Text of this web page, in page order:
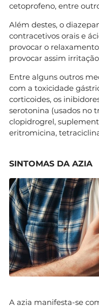
cetoprofeno, entre
Além destes, o
contracetivos orais e
provocar o
provocar assim
Entre alguns outros
com a toxicidade
corticoides, os
serotonina (usados no
clopidrogrel,
eritromicina,
SINTOMAS DA AZIA
A azia manifesta-se